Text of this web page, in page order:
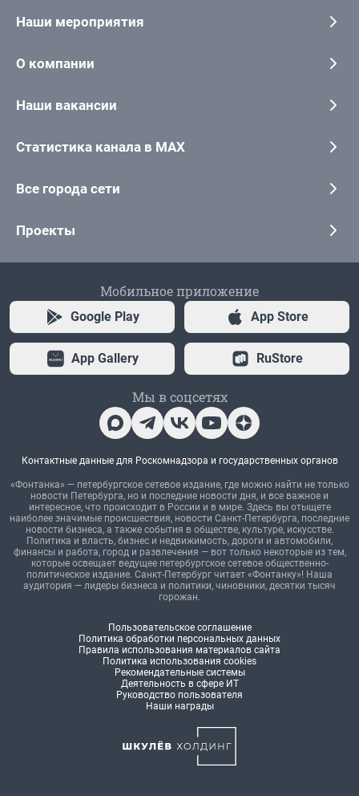
Наши мероприятия
О компании
Наши вакансии
Статистика канала в MAX
Все города сети
Проекты
Мобильное приложение
Google Play App Store
App Gallery RuStore
Мы в соцсетях
Контактные данные для Роскомнадзора и государственных органов
«Фонтанка» — петербургское сетевое издание, где можно найти не только
новости Петербурга, но и последние новости дня, и все важное и
интересное, что происходит в России и в мире. Здесь вы отыщете
наиболее значимые происшествия, новости Санкт-Петербурга, последние
новости бизнеса, а также события в обществе, культуре, искусстве.
Политика и власть, бизнес и недвижимость, дороги и автомобили,
финансы и работа, город и развлечения — вот только некоторые из тем,
которые освещает ведущее петербургское сетевое общественно-
политическое издание. Санкт-Петербург читает «Фонтанку»! Наша
аудитория — лидеры бизнеса и политики, чиновники, десятки тысяч
горожан.
Пользовательское соглашение
Политика обработки персональных данных
Правила использования материалов сайта
Политика использования cookies
Рекомендательные системы
Деятельность в сфере ИТ
Руководство пользователя
Наши награды